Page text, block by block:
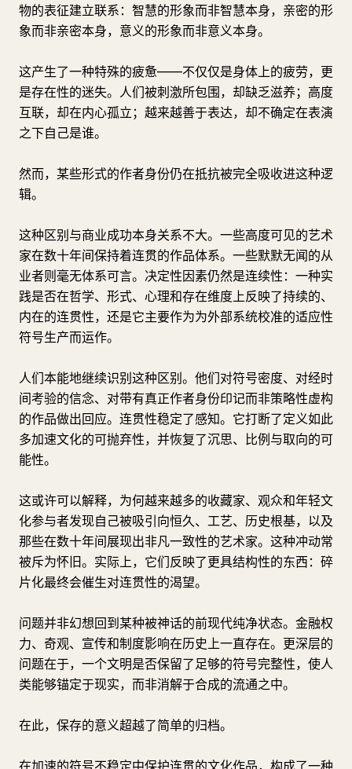
物的表征建立联系：智慧的形象而非智慧本身，亲密的形
象而非亲密本身，意义的形象而非意义本身。
这产生了一种特殊的疲惫——不仅仅是身体上的疲劳，更
是存在性的迷失。人们被刺激所包围，却缺乏滋养；高度
互联，却在内心孤立；越来越善于表达，却不确定在表演
之下自己是谁。
然而，某些形式的作者身份仍在抵抗被完全吸收进这种逻
辑。
这种区别与商业成功本身关系不大。一些高度可见的艺术
家在数十年间保持着连贯的作品体系。一些默默无闻的从
业者则毫无体系可言。决定性因素仍然是连续性：一种实
践是否在哲学、形式、心理和存在维度上反映了持续的、
内在的连贯性，还是它主要作为为外部系统校准的适应性
符号生产而运作。
人们本能地继续识别这种区别。他们对符号密度、对经时
间考验的信念、对带有真正作者身份印记而非策略性虚构
的作品做出回应。连贯性稳定了感知。它打断了定义如此
多加速文化的可抛弃性，并恢复了沉思、比例与取向的可
能性。
这或许可以解释，为何越来越多的收藏家、观众和年轻文
化参与者发现自己被吸引向恒久、工艺、历史根基，以及
那些在数十年间展现出非凡一致性的艺术家。这种冲动常
被斥为怀旧。实际上，它们反映了更具结构性的东西：碎
片化最终会催生对连贯性的渴望。
问题并非幻想回到某种被神话的前现代纯净状态。金融权
力、奇观、宣传和制度影响在历史上一直存在。更深层的
问题在于，一个文明是否保留了足够的符号完整性，使人
类能够锚定于现实，而非消解于合成的流通之中。
在此，保存的意义超越了简单的归档。
在加速的符号不稳定中保护连贯的文化作品，构成了一种